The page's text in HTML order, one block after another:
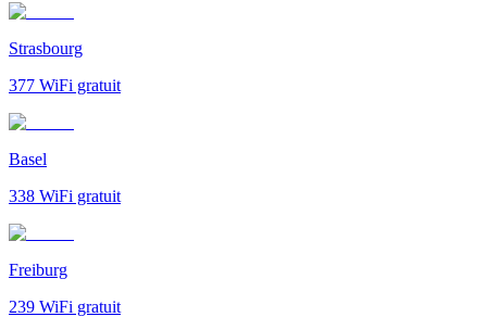
Strasbourg
377 WiFi gratuit
Basel
338 WiFi gratuit
Freiburg
239 WiFi gratuit